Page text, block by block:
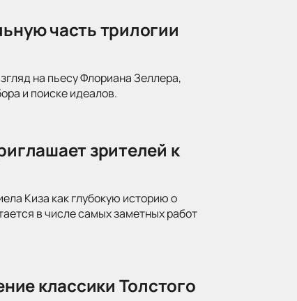
часть трилогии
на пьесу Флориана Зеллера,
и поиске идеалов.
зрителей к
Киза как глубокую историю о
в числе самых заметных работ
классики Толстого